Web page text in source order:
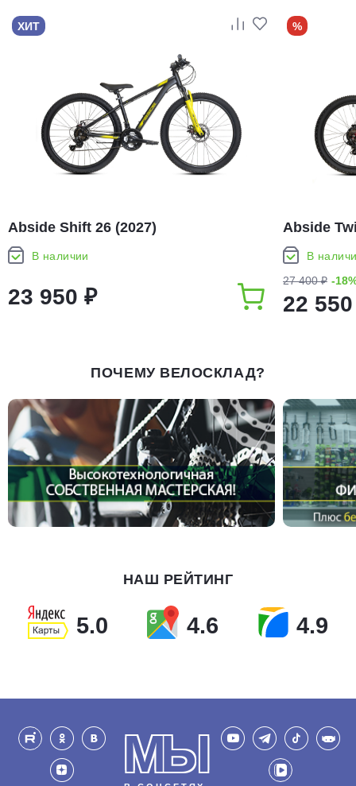
ХИТ
Abside Shift 26 (2027)
В наличии
23 950 ₽
%
Abside
В
27 400 ₽ -
22
ПОЧЕМУ ВЕЛОСКЛАД?
НАШ РЕЙТИНГ
5.0 4.6 4.9
МЫ